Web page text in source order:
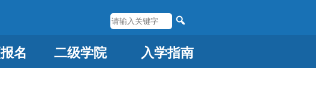
名 二级学院 入学指南